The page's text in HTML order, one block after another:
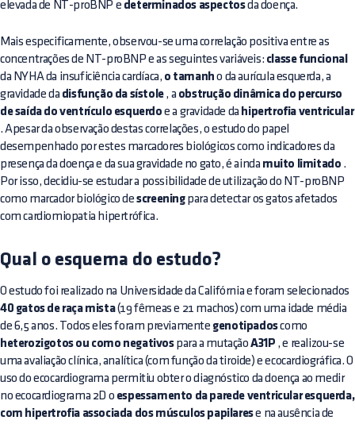
elevada de NT-proBNP e determinados aspectosda doença.
Mais especificamente, observou-se uma correlação positiva entre as
concentrações de NT-proBNP e as seguintes variáveis: classe funcional
da NYHA da insuficiência cardíaca, o tamanh o da aurícula esquerda, a
gravidade da disfunção da sístole, a obstrução dinâmica do percurso
de saída do ventrículo esquerdo e a gravidade da hipertrofia ventricular
. Apesar da observação destas correlações, o estudo do papel
desempenhado por estes marcadores biológicos como indicadores da
presença da doença e da sua gravidade no gato, é ainda muito limitado .
Por isso, decidiu-se estudar a possibilidade de utilização do NT-proBNP
como marcador biológico descreeningpara detectar os gatos afetados
com cardiomiopatia hipertrófica.
Qual o esquema do estudo?
O estudo foi realizado na Universidade da Califórnia e foram selecionados
40 gatos de raça mista(19 fêmeas e 21 machos) com uma idade média
de 6,5 anos. Todos eles foram previamente genotipadoscomo
heterozigotos ou como negativospara a mutaçãoA31P , e realizou-se
uma avaliação clínica, analítica (com função da tiroide) e ecocardiográfica. O
uso do ecocardiograma permitiu obter o diagnóstico da doença ao medir
no ecocardiograma 2D o espessamento da parede ventricular esquerda,
com hipertrofia associada dos músculos papilarese na ausência de